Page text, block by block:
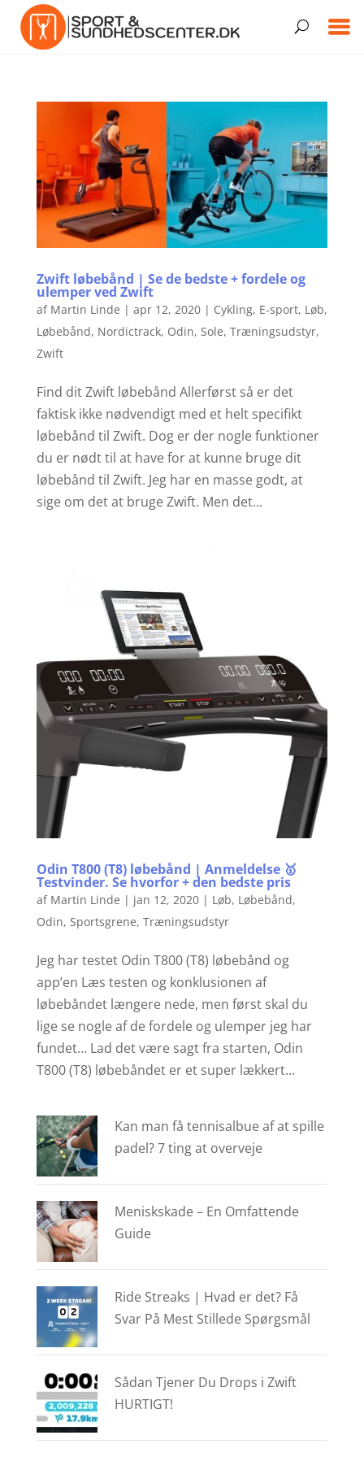
Zwift løbebånd | Se de bedste + fordele og
ulemper ved Zwift
af Martin Linde | apr 12, 2020| Cykling, E-sport, Løb,
Løbebånd, Nordictrack, Odin, Sole, Træningsudstyr,
Zwift
Find dit Zwift løbebånd Allerførst så er det
faktisk ikke nødvendigt med et helt specifikt
løbebånd til Zwift. Dog er der nogle funktioner
du er nødt til at have for at kunne bruge dit
løbebånd til Zwift. Jeg har en masse godt, at
sige om det at bruge Zwift. Men det...
Odin T800 (T8) løbebånd | Anmeldelse 🥇
Testvinder. Se hvorfor + den bedste pris
af Martin Linde | jan 12, 2020| Løb, Løbebånd,
Odin, Sportsgrene, Træningsudstyr
Jeg har testet Odin T800 (T8) løbebånd og
app’en Læs testen og konklusionen af
løbebåndet længere nede, men først skal du
lige se nogle af de fordele og ulemper jeg har
fundet… Lad det være sagt fra starten, Odin
T800 (T8) løbebåndet er et super lækkert...
Kan man få tennisalbue af at spille
padel? 7 ting at overveje
Meniskskade – En Omfattende
Guide
Ride Streaks | Hvad er det? Få
Svar På Mest Stillede Spørgsmål
Sådan Tjener Du Drops i Zwift
HURTIGT!